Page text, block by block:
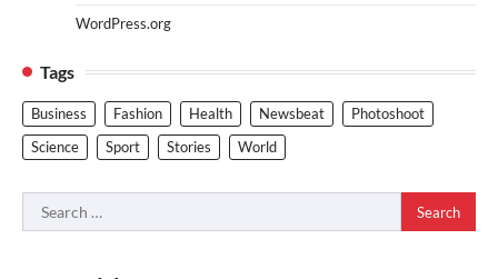
WordPress.org
Tags
Business Fashion Health Newsbeat
Photoshoot
Science
Sport Stories World
Search
for: